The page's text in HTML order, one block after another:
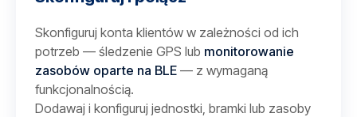
Skonfiguruj konta klientów w zależności od ich
potrzeb — śledzenie GPS lub monitorowanie
zasobów oparte na BLE — z wymaganą
funkcjonalnością.
Dodawaj i konfiguruj jednostki, bramki lub zasoby